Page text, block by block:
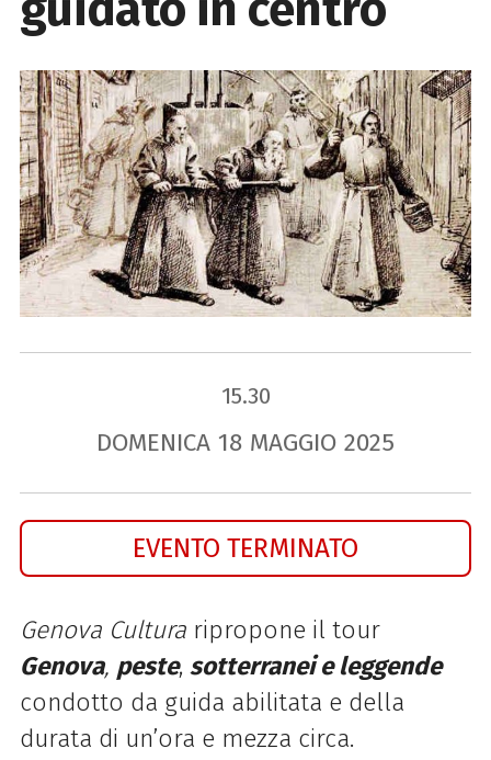
15.30
DOMENICA 18 MAGGIO 2025
EVENTO TERMINATO
Genova Culturaripropone il tour
Genova, peste, sotterranei e leggende
condotto da guida abilitata e della
durata di un’ora e mezza circa.